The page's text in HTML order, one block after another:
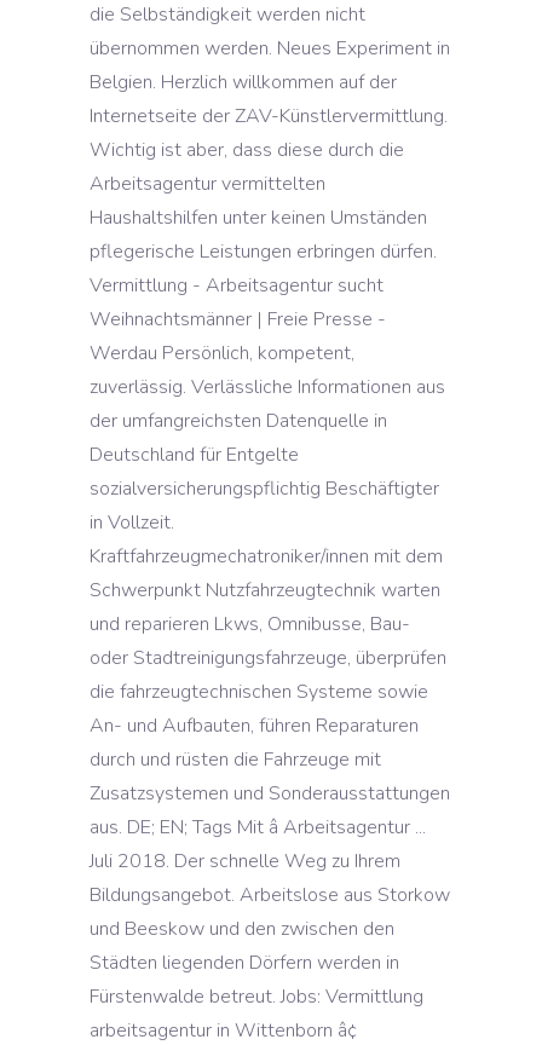
die Selbständigkeit werden nicht
übernommen werden. Neues Experiment in
Belgien. Herzlich willkommen auf der
Internetseite der ZAV-Künstlervermittlung.
Wichtig ist aber, dass diese durch die
Arbeitsagentur vermittelten
Haushaltshilfen unter keinen Umständen
pflegerische Leistungen erbringen dürfen.
Vermittlung - Arbeitsagentur sucht
Weihnachtsmänner | Freie Presse -
Werdau Persönlich, kompetent,
zuverlässig. Verlässliche Informationen aus
der umfangreichsten Datenquelle in
Deutschland für Entgelte
sozialversicherungspflichtig Beschäftigter
in Vollzeit.
Kraftfahrzeugmechatroniker/innen mit dem
Schwerpunkt Nutzfahrzeugtechnik warten
und reparieren Lkws, Omnibusse, Bau-
oder Stadtreinigungsfahrzeuge, überprüfen
die fahrzeugtechnischen Systeme sowie
An- und Aufbauten, führen Reparaturen
durch und rüsten die Fahrzeuge mit
Zusatzsystemen und Sonderausstattungen
aus. DE; EN; Tags Mit â Arbeitsagentur ...
Juli 2018. Der schnelle Weg zu Ihrem
Bildungsangebot. Arbeitslose aus Storkow
und Beeskow und den zwischen den
Städten liegenden Dörfern werden in
Fürstenwalde betreut. Jobs: Vermittlung
arbeitsagentur in Wittenborn â¢